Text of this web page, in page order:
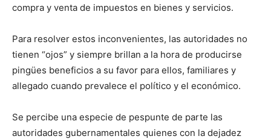
compra y venta de impuestos en bienes y servicios.
Para resolver estos inconvenientes, las autoridades no
tienen “ojos” y siempre brillan a la hora de producirse
pingües beneficios a su favor para ellos, familiares y
allegado cuando prevalece el político y el económico.
Se percibe una especie de pespunte de parte las
autoridades gubernamentales quienes con la dejadez